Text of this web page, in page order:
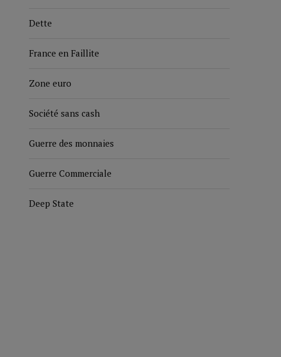
Dette
France en Faillite
Zone euro
Société sans cash
Guerre des monnaies
Guerre Commerciale
Deep State